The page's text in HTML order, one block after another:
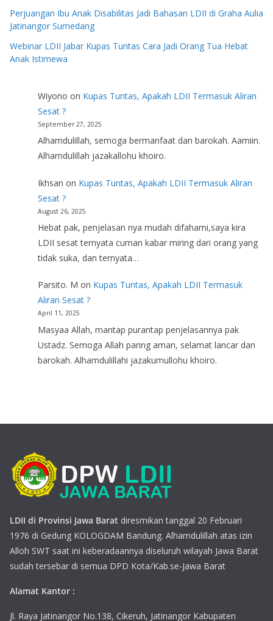
Perjuangan Ibu Anak Disabilitas Jadi Bahasan LDII di Graha Aulia
Jatinangor Sumedang
Webinar LDII Jabar Kupas Tuntas Cara Jadi Orang Tua Hebat
Anak Istimewa
Wiyono on Kupas Tuntas, Apakah LDII Termasuk Aliran
Sesat ?
September 27, 2025
Alhamdulillah, semoga bermanfaat dan barokah. Aamiin.
Alhamdulillah jazakallohu khoiro.
Ikhsan on Kupas Tuntas, Apakah LDII Termasuk Aliran
Sesat ?
August 26, 2025
Hebat pak, penjelasan nya mudah difahami,saya kira
LDII sesat ternyata cuman kabar miring dari orang yang
tidak suka, dan ternyata…
Parsito. M on Kupas Tuntas, Apakah LDII Termasuk
Aliran Sesat ?
April 11, 2025
Masyaa Allah, mantap purantap penjelasannya pak
Ustadz. Semoga Allah paring aman, selamat lancar dan
barokah. Alhamdulillahi jazakumullohu khoiro.
LDII di Provinsi Jawa Barat diresmikan tanggal 20 Februari
1976 di Gedung KOLOGDAM Bandung. Alhamdulillah atas izin
Alloh SWT saat ini keberadaannya diseluruh wilayah Jawa Barat
sudah tersebar di semua DPD Kota/Kab.se-Jawa Barat
Alamat Kantor :
Jl. Raya Jatinangor No.138, Cikeruh, Jatinangor Kabupaten